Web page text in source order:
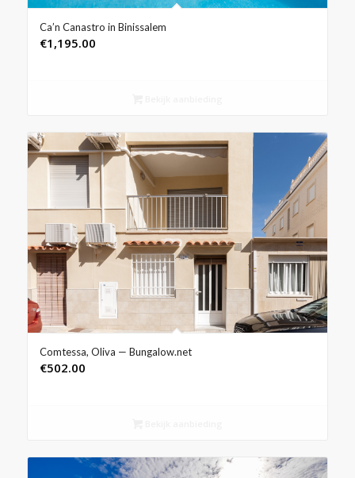
Ca’n Canastro in Binissalem
€1,195.00
Comtessa, Oliva — Bungalow.net
€502.00